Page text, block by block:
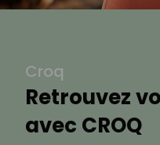
Croq
Retrouvez
avec CROQ